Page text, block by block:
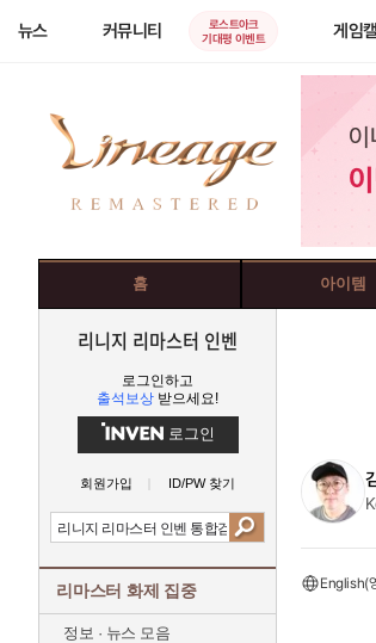
뉴스 커뮤니티
로스트아크
기대평 이벤트
게임
홈 아이템
리니지 리마스터 인벤
로그인하고
출석보상 받으세요!
로그인
회원가입 ID/PW 찾기
리마스터 화제 집중
정보 · 뉴스 모음
English(